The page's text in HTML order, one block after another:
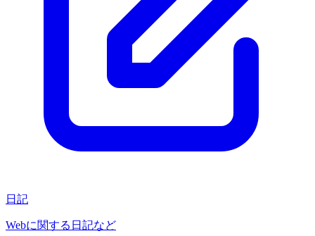
日記
Webに関する日記など